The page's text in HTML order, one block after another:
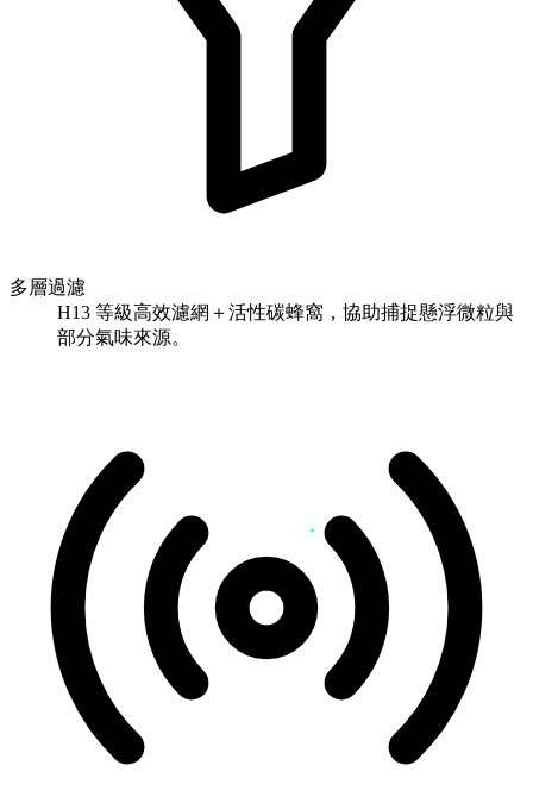
多層過濾
H13 等級高效濾網＋活性碳蜂窩，協助捕捉懸浮微粒與
部分氣味來源。